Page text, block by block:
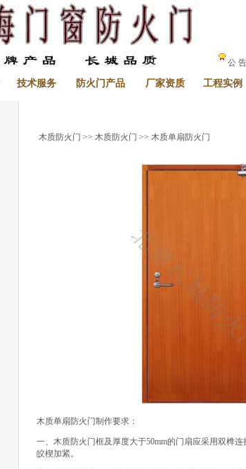
公
技术服务 防火门产品 厂家资质 工程实例
木质防火门 >> 木质防火门 >> 木质单扇防火门
木质单扇防火门制作要求：
一、木质防火 门框及厚度大于50mm的门扇应采用双榫
皎楔加紧。